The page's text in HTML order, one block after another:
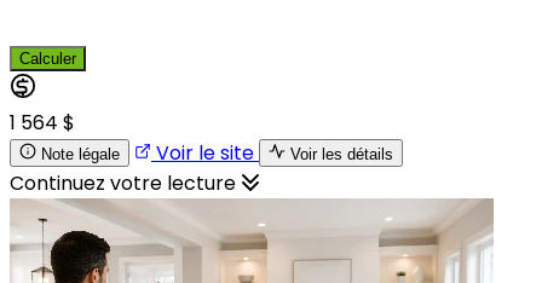
Calculer
1 564 $
Note légale Voir le site Voir les détails
Continuez votre lecture